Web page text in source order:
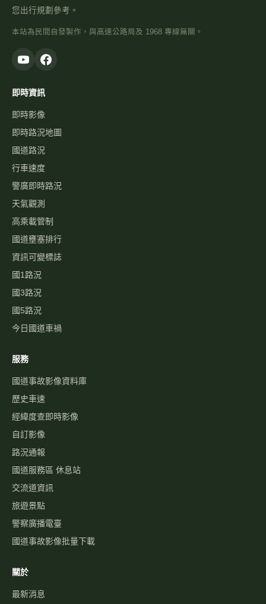
您出行規劃參考。
本站為民間自發製作，與高速公路局及 1968 專線無關。
即時資訊
即時影像
即時路況地圖
國道路況
行車速度
警廣即時路況
天氣觀測
高乘載管制
國道壅塞排行
資訊可變標誌
國1路況
國3路況
國5路況
今日國道車禍
服務
國道事故影像資料庫
歷史車速
經緯度查即時影像
自訂影像
路況通報
國道服務區 休息站
交流道資訊
旅遊景點
警察廣播電臺
國道事故影像批量下載
關於
最新消息